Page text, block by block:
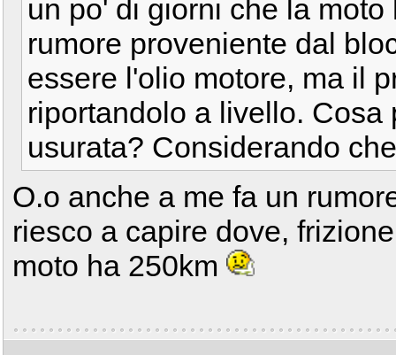
un po' di giorni che la
rumore proveniente dal
essere l'olio motore, ma il
riportandolo a livello.
usurata? Considerando
O.o anche a me fa un
riesco a capire dove,
moto ha 250km